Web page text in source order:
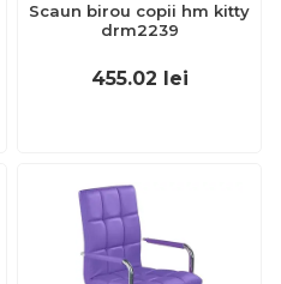
Scaun birou copii hm kitty
drm2239
455.02 lei